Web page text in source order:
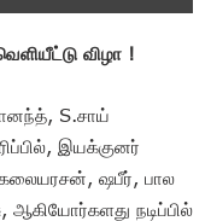
விழா !
S.சாய்
இயக்குனர்
ஷபீர், பால
ஆகியோர்களது நடிப்பில்